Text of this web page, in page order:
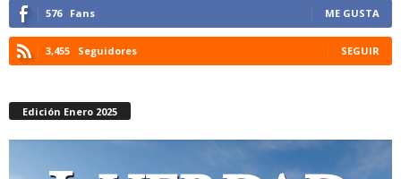
576 Fans ME GUSTA
3,455 Seguidores SEGUIR
Edición Enero 2025